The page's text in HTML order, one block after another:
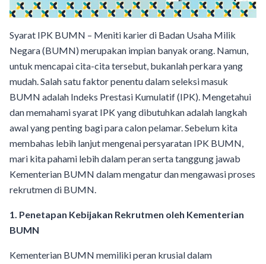
Syarat IPK BUMN – Meniti karier di Badan Usaha Milik
Negara (BUMN) merupakan impian banyak orang. Namun,
untuk mencapai cita-cita tersebut, bukanlah perkara yang
mudah. Salah satu faktor penentu dalam seleksi masuk
BUMN adalah Indeks Prestasi Kumulatif (IPK). Mengetahui
dan memahami syarat IPK yang dibutuhkan adalah langkah
awal yang penting bagi para calon pelamar. Sebelum kita
membahas lebih lanjut mengenai persyaratan IPK BUMN,
mari kita pahami lebih dalam peran serta tanggung jawab
Kementerian BUMN dalam mengatur dan mengawasi proses
rekrutmen di BUMN.
1. Penetapan Kebijakan Rekrutmen oleh Kementerian
BUMN
Kementerian BUMN memiliki peran krusial dalam